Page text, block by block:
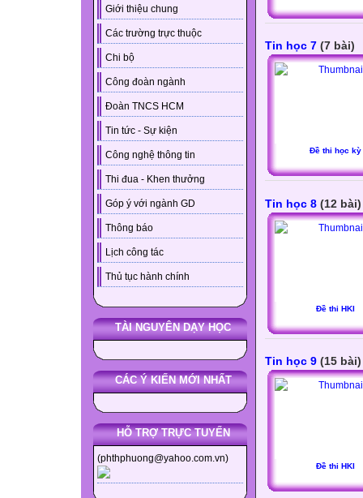
Giới thiệu chung
Các trường trực thuộc
Chi bộ
Công đoàn ngành
Đoàn TNCS HCM
Tin tức - Sự kiện
Công nghệ thông tin
Thi đua - Khen thưởng
Góp ý với ngành GD
Thông báo
Lịch công tác
Thủ tục hành chính
TÀI NGUYÊN DẠY HỌC
CÁC Ý KIẾN MỚI NHẤT
HỖ TRỢ TRỰC TUYẾN
(phthphuong@yahoo.com.vn)
Tin học 7 (7 bài)
Đề thi học kỳ
Tin học 8 (12 bài)
Đề thi HKI
Tin học 9 (15 bài)
Đề thi HKI